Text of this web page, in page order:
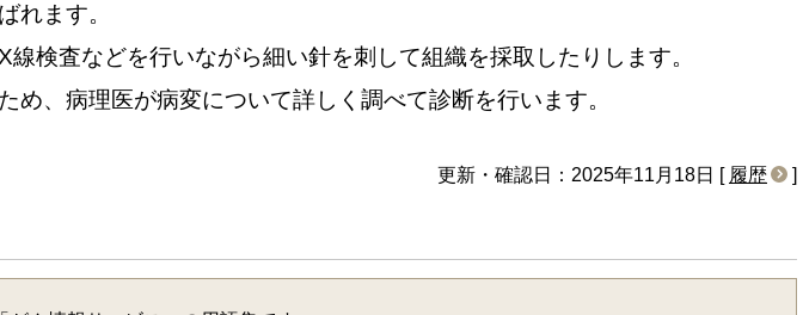
れます。
検査などを行いながら細い針を刺して組織を採取したりします。
、病理医が病変について詳しく調べて診断を行います。
更新・確認日：2025年11月18日 [ 履歴 ]